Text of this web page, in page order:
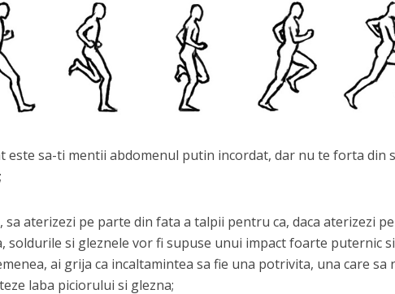
este sa-ti mentii abdomenul putin incordat, dar nu te forta din
sa aterizezi pe parte din fata a talpii pentru ca, daca aterizezi pe
soldurile si gleznele vor fi supuse unui impact foarte puternic
ai grija ca incaltamintea sa fie una potrivita, una care sa
laba piciorului si glezna;